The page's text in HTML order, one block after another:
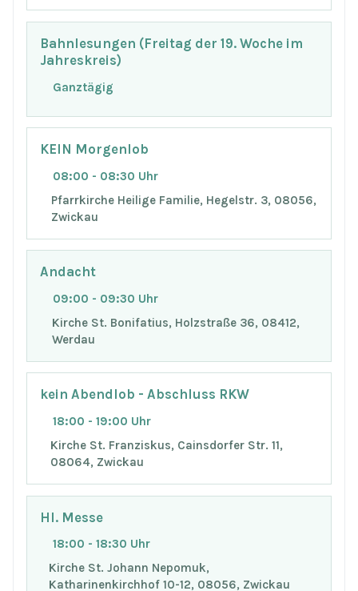
Bahnlesungen (Freitag der 19. Woche im
Jahreskreis)
Ganztägig
KEIN Morgenlob
08:00 - 08:30 Uhr
Pfarrkirche Heilige Familie, Hegelstr. 3, 08056,
Zwickau
Andacht
09:00 - 09:30 Uhr
Kirche St. Bonifatius, Holzstraße 36, 08412,
Werdau
kein Abendlob - Abschluss RKW
18:00 - 19:00 Uhr
Kirche St. Franziskus, Cainsdorfer Str. 11,
08064, Zwickau
Hl. Messe
18:00 - 18:30 Uhr
Kirche St. Johann Nepomuk,
Katharinenkirchhof 10-12, 08056, Zwickau